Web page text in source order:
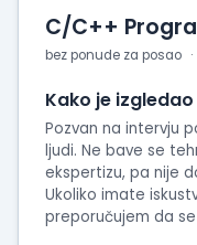
C/C++
bez ponude za posao
Kako je
Pozvan na intervju
ljudi. Ne bave se
ekspertizu, pa nije
Ukoliko imate
preporučujem da